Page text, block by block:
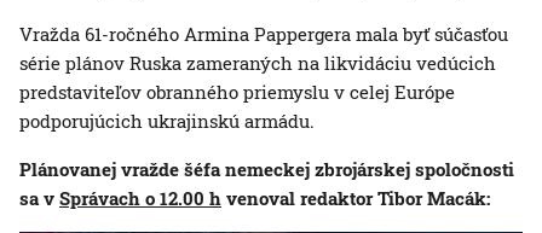
Vražda 61-ročného Armina Pappergera mala byť súčasťou
série plánov Ruska zameraných na likvidáciu vedúcich
predstaviteľov obranného priemyslu v celej Európe
podporujúcich ukrajinskú armádu.
Plánovanej vražde šéfa nemeckej zbrojárskej spoločnosti
sa v Správach o 12.00 h venoval redaktor Tibor Macák: